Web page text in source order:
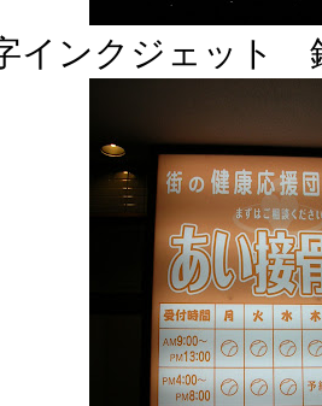
インクジェット